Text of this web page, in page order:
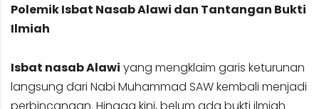
Polemik Isbat Nasab Alawi dan Tantangan Bukti
Ilmiah
Isbat nasab Alawi yang mengklaim garis keturunan
langsung dari Nabi Muhammad SAW kembali menjadi